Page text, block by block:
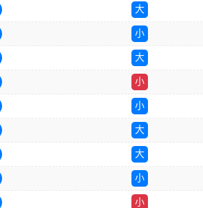
大
小
大
小
小
大
大
小
小